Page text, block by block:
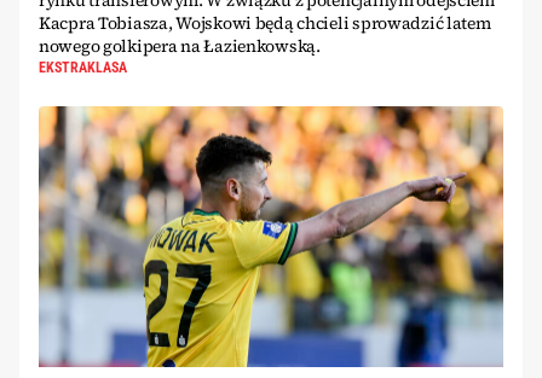
Kacpra Tobiasza, Wojskowi będą chcieli sprowadzić latem
nowego golkipera na Łazienkowską.
EKSTRAKLASA